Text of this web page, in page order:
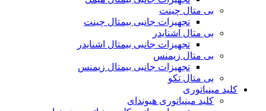
بی متال چینت
تجهیزات جانبی بیمتال چینت
بی متال اشنایدر
تجهیزات جانبی بیمتال اشنایدر
بی متال زیمنس
تجهیزات جانبی بیمتال زیمنس
بی متال تکو
کلید مینیاتوری
کلید مینیاتوری هیوندای